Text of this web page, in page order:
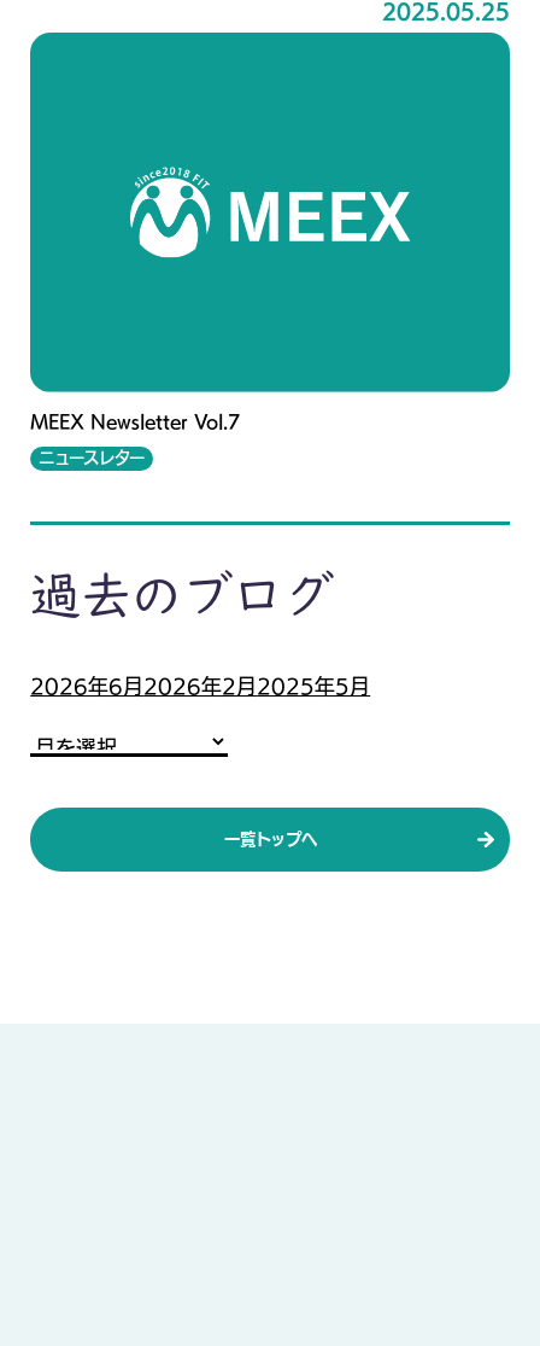
2025.05.25
MEEX Newsletter Vol.7
ニュースレター
過去のブログ
2026年6月 2026年2月 2025年5月
一覧トップへ